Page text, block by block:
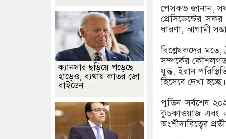
পেসকভ জানান,
প্রেসিডেন্টের
ধারণা, আগামী
বিশ্লেষকদের
সম্পর্কের
যুদ্ধ, ইরান
হিসেবে দেখা হচ্ছে।
পুতিন সর্বশেষ
কুচকাওয়াজ এবং
অংশীদারিত্বের
ক্যানসার ছড়িয়ে পড়েছে
হাড়েও, ব্যথায় কাতর জো
বাইডেন